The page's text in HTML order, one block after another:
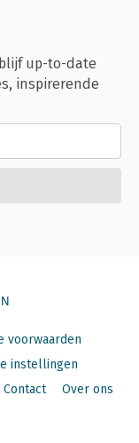
up-to-date
inspirerende
voorwaarden
instellingen
Over ons